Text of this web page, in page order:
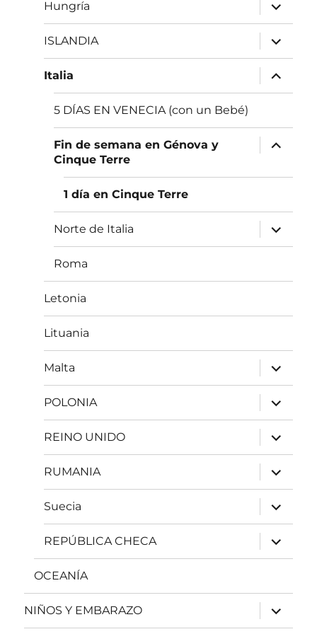
Hungría
el
menú
inferior
ISLANDIA
expande
el
menú
inferior
Italia
expande
el
menú
5 DÍAS EN VENECIA (con un Bebé)
Fin de semana en Génova y
Cinque Terre
expande
el
inferior
1 día en Cinque Terre
Norte de Italia
expande
el
menú
Roma
Letonia
Lituania
Malta
expande
el
menú
inferior
POLONIA
expande
el
menú
inferior
REINO UNIDO
expande
el
menú
inferior
RUMANIA
expande
el
menú
inferior
Suecia
expande
el
menú
inferior
REPÚBLICA CHECA
expande
el
menú
OCEANÍA
NIÑOS Y EMBARAZO
expande
el
menú